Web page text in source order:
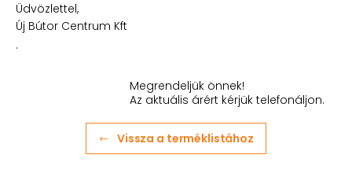
Üdvözlettel,
Új Bútor Centrum Kft
.
Megrendeljük önnek!
Az aktuális árért kérjük telefonáljon.
Vissza a terméklistához